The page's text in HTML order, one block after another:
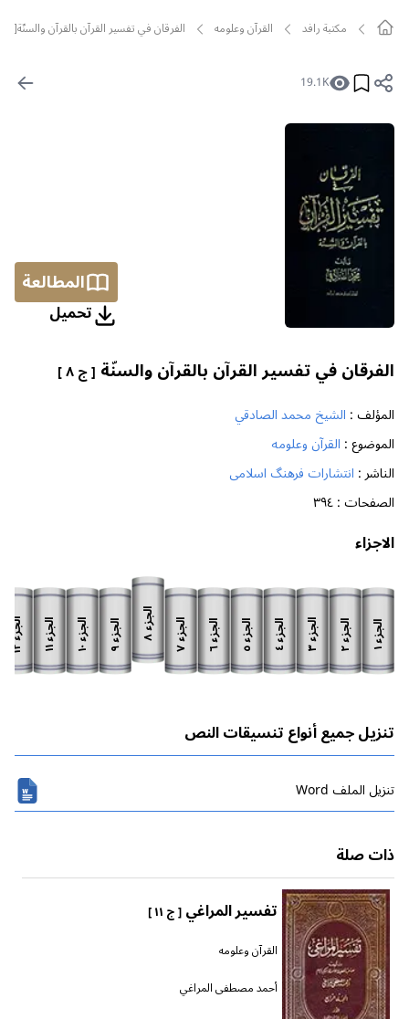
مکتبة رافد القرآن وعلومه الفرقان في تفسير القرآن بالقرآن والسنّة[ج8]
19.1K
المطالعة
تحمیل
الفرقان في تفسير القرآن بالقرآن والسنّة [ ج ٨ ]
المؤلف : الشيخ محمد الصادقي
الموضوع : القرآن وعلومه
الناشر : انتشارات فرهنگ اسلامى
الصفحات :٣٩٤
الاجزاء
الجزء
١
الجزء
٢
الجزء
٣
الجزء
٤
الجزء
٥
الجزء
٦
الجزء
٧
الجزء
٨ الجزء
٩
الجزء
١٠
الجزء
١١
الجزء
١٢
تنزيل جميع أنواع تنسيقات النص
تنزیل الملف Word
ذات صلة
تفسير المراغي[ ج ١١ ]
القرآن وعلومه
أحمد مصطفى المراغي